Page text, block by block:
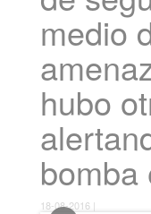
medio
hubo
bomba
18-08-2016 |